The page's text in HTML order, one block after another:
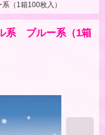
（1箱100枚入）
系 ブルー系（1箱